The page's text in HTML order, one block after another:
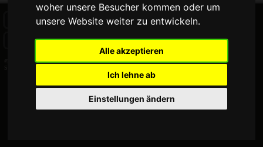
woher unsere Besucher kommen oder um
unsere Website weiter zu entwickeln.
Alle akzeptieren
Ich lehne ab
Einstellungen ändern
BLOG FACEBOOK PAGE COMMENTS
SITEMAP IMPRINT COOKIE CONSENT
© 2026 Jan Bogutzki | PHP 7.3.27
Search - functions-online (deutsch)